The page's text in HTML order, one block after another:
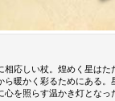
相応しい杖。煌めく星はた
ら暖かく彩るためにある。
を照らす温かき灯となっ